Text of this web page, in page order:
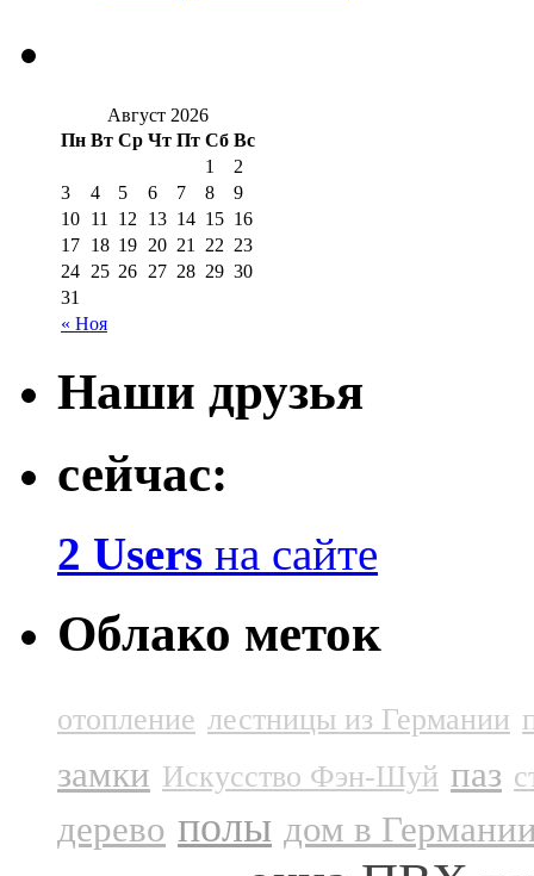
Август 2026
Пн Вт Ср Чт Пт Сб Вс
« Ноя
1
2
3
4 5 6 7 8
9
10 11 12 13 14 15 16
17 18 19 20 21 22 23
24 25 26 27 28 29 30
31
Наши друзья
сейчас:
2 Users на сайте
Облако меток
отопление лестницы из Германии
замки Искусство Фэн-Шуй паз
дерево полы дом в